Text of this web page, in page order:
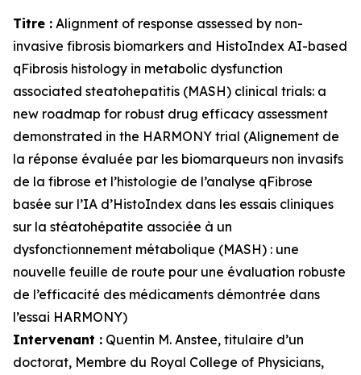
Titre : Alignment of response assessed by non-
invasive fibrosis biomarkers and HistoIndex AI-based
qFibrosis histology in metabolic dysfunction
associated steatohepatitis (MASH) clinical trials: a
new roadmap for robust drug efficacy assessment
demonstrated in the HARMONY trial (Alignement de
la réponse évaluée par les biomarqueurs non invasifs
de la fibrose et l’histologie de l’analyse qFibrose
basée sur l’IA d’HistoIndex dans les essais cliniques
sur la stéatohépatite associée à un
dysfonctionnement métabolique (MASH) : une
nouvelle feuille de route pour une évaluation robuste
de l’efficacité des médicaments démontrée dans
l’essai HARMONY)
Intervenant : Quentin M. Anstee, titulaire d’un
doctorat, Membre du Royal College of Physicians,